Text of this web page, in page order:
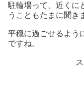
駐輪場って、近くに
うこともたまに聞き
平穏に過ごせるよう
ですね。